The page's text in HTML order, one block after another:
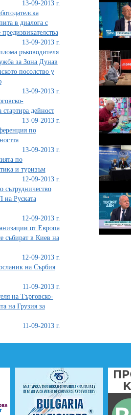
13-09-2013 г.
в диалога с
13-09-2013 г.
ръководителя
за Зона Дунав
посолство у
13-09-2013 г.
дейност
13-09-2013 г.
по
13-09-2013 г.
по
и туризъм
12-09-2013 г.
сътрудничество
Руската
12-09-2013 г.
от Европа
събират в Киев на
12-09-2013 г.
на Сърбия
11-09-2013 г.
на Търговско-
на Грузия за
11-09-2013 г.